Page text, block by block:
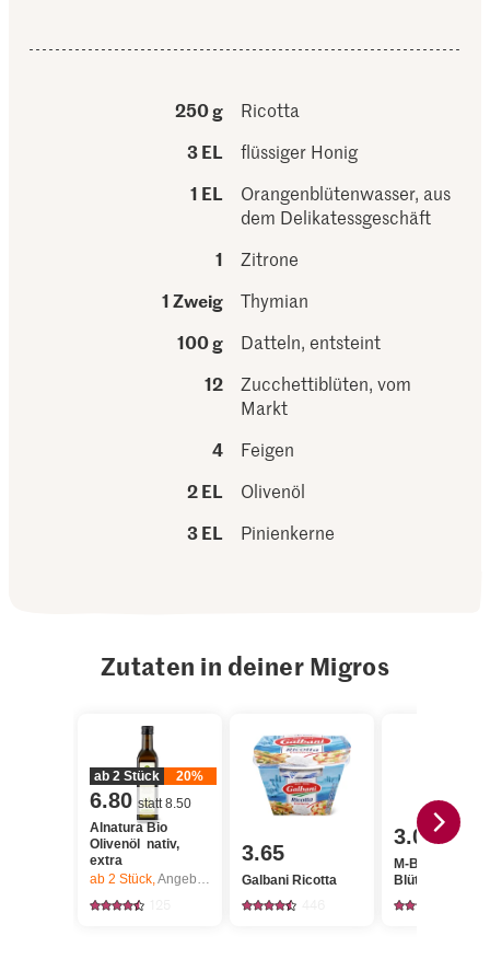
250 g
Ricotta
3 EL
flüssiger Honig
1 EL
Orangenblütenwasser, aus
dem Delikatessgeschäft
1
Zitrone
1 Zweig
Thymian
100 g
Datteln, entsteint
12
Zucchettiblüten, vom
Markt
4
Feigen
2 EL
Olivenöl
3 EL
Pinienkerne
Zutaten in deiner Migros
ab 2 Stück 20%
6.80 statt 8.50
Alnatura Bio
Olivenöl nativ,
extra
ab 2 Stück,Angebot gilt nur vom 6.8. bis 12.8.2026, solange Vorrat.
3.65
Galbani Ricotta
3.00
M-Budget
Blütenhonig